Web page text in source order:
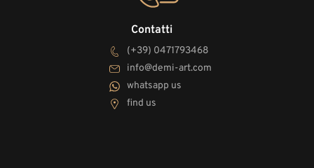
Contatti
(+39) 0471793468
info@demi-art.com
whatsapp us
find us